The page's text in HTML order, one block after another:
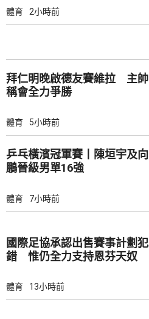
體育 2小時前
拜仁明晚啟德友賽維拉 主帥
稱會全力爭勝
體育 5小時前
乒乓橫濱冠軍賽丨陳垣宇及向
鵬晉級男單16強
體育 7小時前
國際足協承認出售賽事計劃犯
錯 惟仍全力支持恩芬天奴
體育 13小時前